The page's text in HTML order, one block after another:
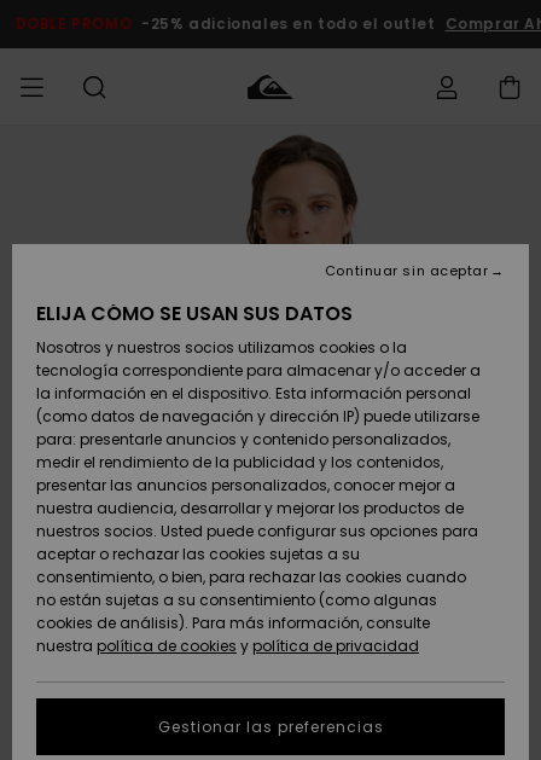
del
DOBLE PROMO -25% adicionales en todo el outlet
Zapatos y
chanclas
Surf
Snow
Novedades
Destacados
Zapatos y
chanclas
Surf
Snow
Novedades
Destacados
Destacados
Snow
SURF
Surf Shop
Hombre
Highlights
Comunidad
SNOW
Tienda
Snow
Hombre
Snow Niños
Tienda
Snow Mujer
Destacados
Comunidad
DOBLE
PROMO
Outlet
Hombre
Outlet
Mujer
AYUDA &
CONTACTO
Accede a tu
pedido
Envio
Devoluciones
Pago
Tarjeta de
regalo
Quiksilver
Freedom
Protección de
datos
personales
SOSTENIBILIDAD
ELIJA CÓMO SE USAN SUS DATOS
Nosotros y nuestros socios utilizamos cookies o la
tecnología correspondiente para almacenar y/o acceder a
la información en el dispositivo. Esta información personal
(como datos de navegación y dirección IP) puede utilizarse
para: presentarle anuncios y contenido personalizados,
medir el rendimiento de la publicidad y los contenidos,
presentar las anuncios personalizados, conocer mejor a
nuestra audiencia, desarrollar y mejorar los productos de
nuestros socios. Usted puede configurar sus opciones para
aceptar o rechazar las cookies sujetas a su
consentimiento, o bien, para rechazar las cookies cuando
no están sujetas a su consentimiento (como algunas
cookies de análisis). Para más información, consulte
nuestra política de cookies y política de privacidad
Gestionar las preferencias
Continuar sin aceptar